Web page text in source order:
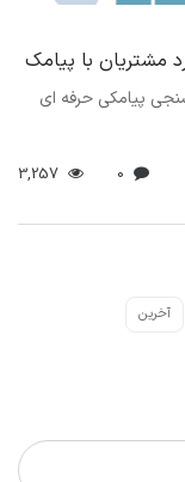
مشتریان با پیامک
پیامکی حرفه ای
آخرین